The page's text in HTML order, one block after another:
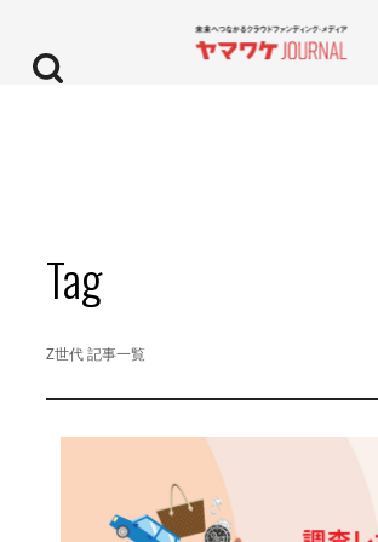
Tag
Z世代 記事一覧